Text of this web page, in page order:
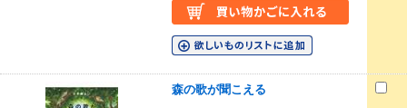
森の歌が聞こえる